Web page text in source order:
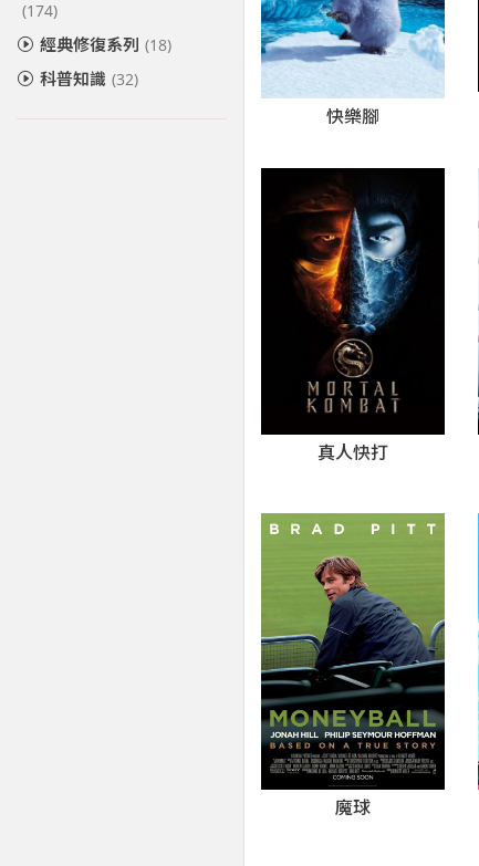
(174)
經典修復系列 (18)
科普知識 (32)
快樂腳
真人快打
魔球